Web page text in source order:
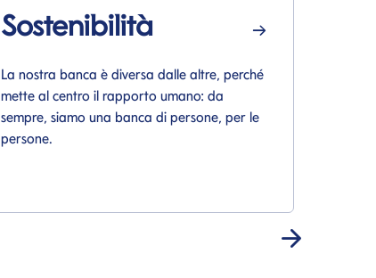
Sostenibilità
Si apre in una nuova pagina
La nostra banca è diversa dalle altre, perché
mette al centro il rapporto umano: da
sempre, siamo una banca di persone, per le
persone.
Avanti